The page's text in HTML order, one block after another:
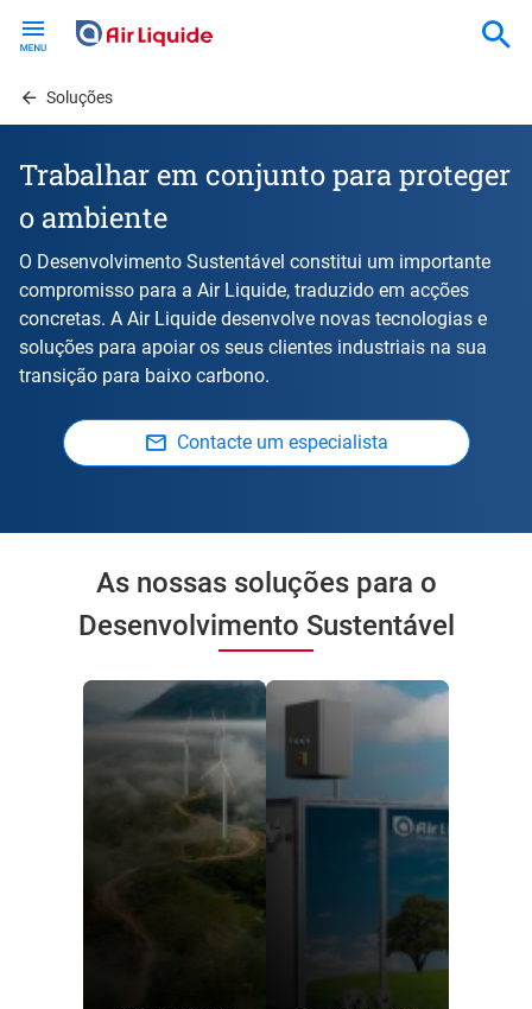
contentSoluções
Trabalhar em conjunto para proteger
o ambiente
O Desenvolvimento Sustentável constitui um importante
compromisso para a Air Liquide, traduzido em acções
concretas. A Air Liquide desenvolve novas tecnologias e
soluções para apoiar os seus clientes industriais na sua
transição para baixo carbono.
Contacte um especialista
As nossas soluções para o
Desenvolvimento Sustentável